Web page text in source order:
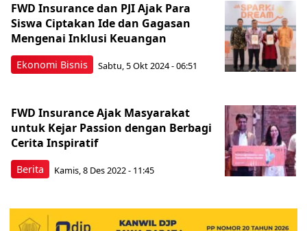
Ekonomi Bisnis
FWD Insurance dan PJI Ajak Para
Siswa Ciptakan Ide dan Gagasan
Mengenai Inklusi Keuangan
Sabtu, 5 Okt 2024 - 06:51
Berita
FWD Insurance Ajak Masyarakat
untuk Kejar Passion dengan Berbagi
Cerita Inspiratif
Kamis, 8 Des 2022 - 11:45